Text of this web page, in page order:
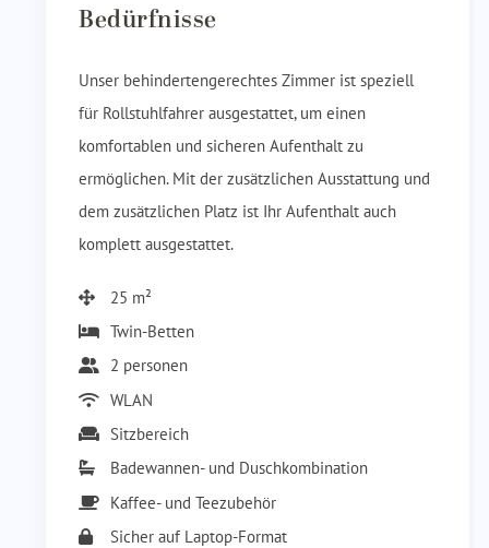
Bedürfnisse
Unser behindertengerechtes Zimmer ist speziell
für Rollstuhlfahrer ausgestattet, um einen
komfortablen und sicheren Aufenthalt zu
ermöglichen. Mit der zusätzlichen Ausstattung und
dem zusätzlichen Platz ist Ihr Aufenthalt auch
komplett ausgestattet.
25 m²
Twin-Betten
2 personen
WLAN
Sitzbereich
Badewannen- und Duschkombination
Kaffee- und Teezubehör
Sicher auf Laptop-Format